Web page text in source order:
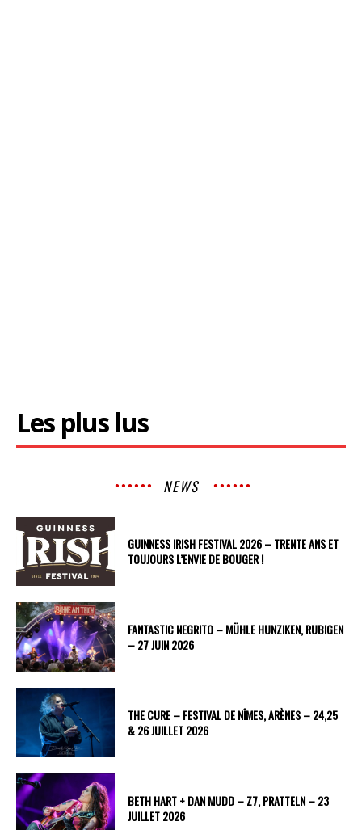
Les plus lus
NEWS
GUINNESS IRISH FESTIVAL 2026 – TRENTE ANS ET
TOUJOURS L’ENVIE DE BOUGER !
FANTASTIC NEGRITO – MÜHLE HUNZIKEN, RUBIGEN
– 27 JUIN 2026
THE CURE – FESTIVAL DE NÎMES, ARÈNES – 24,25
& 26 JUILLET 2026
BETH HART + DAN MUDD – Z7, PRATTELN – 23
JUILLET 2026